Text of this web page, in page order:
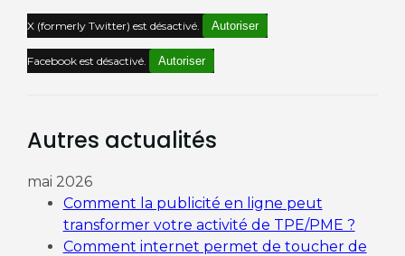
X (formerly Twitter) est désactivé. Autoriser
Facebook est désactivé. Autoriser
Autres actualités
mai 2026
Comment la publicité en ligne peut
transformer votre activité de TPE/PME ?
Comment internet permet de toucher de